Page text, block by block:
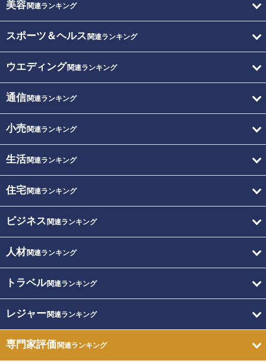
美容関連ランキング
スポーツ＆ヘルス 関連ランキング
ウエディング関連ランキング
通信関連ランキング
小売関連ランキング
生活関連ランキング
住宅関連ランキング
ビジネス 関連ランキング
人材関連ランキング
トラベル関連ランキング
レジャー関連ランキング
専門家評価関連ランキング